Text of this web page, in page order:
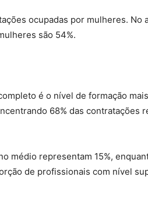
ocupadas por mulheres. No
são 54%.
é o nível de formação
68% das contratações
médio representam 15%,
de profissionais com nível